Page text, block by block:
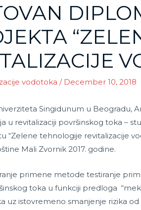
vodotoka / December 10, 2018
Singidunum u Beogradu,
revitalizaciji površinskog toka –
tehnologije revitalizacije
Mali Zvornik 2017. godine.
primene metode testiranje
toka u funkciji predloga
istovremeno smanjenje rizika od